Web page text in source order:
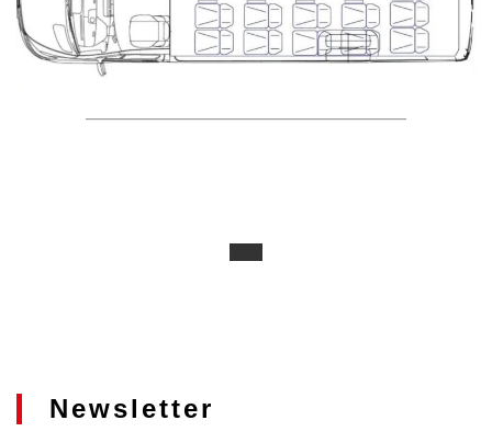
Newsletter